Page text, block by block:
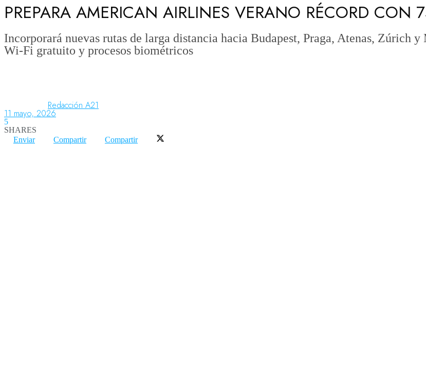
Aerolíneas
Aeropuertos
Columnistas
PREPARA AMERICAN AIRLINES VERANO RÉCORD CON
Incorporará nuevas rutas de larga distancia hacia Budapest, Praga, Atenas, Zúrich
Wi-Fi gratuito y procesos biométricos
Redacción A21
11 mayo, 2026
5
SHARES
Enviar
Compartir Compartir